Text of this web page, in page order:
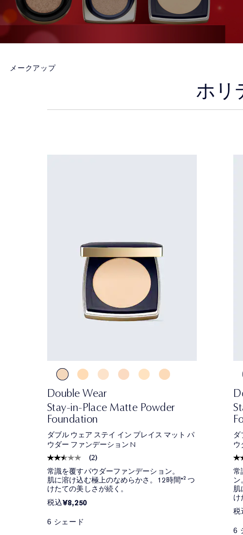
メークアップ
ホリ
Double Wear
Stay-in-Place Matte Powder
Foundation
ダブル ウェア ステイ イン プレイス マット パ
ウダー ファンデーション N
(2)
常識を覆すパウダーファンデーション。
肌に溶け込む極上のなめらかさ。12時間*² つ
けたての美しさが続く。
税込¥8,250
6 シェード
ダ
ウ
常
ン。
肌
け
税
6